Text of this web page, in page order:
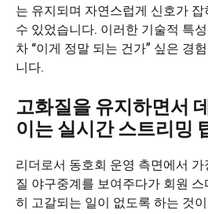
는 유지되며 자연스럽게 신호가
수 있었습니다. 이러한 기술적 특
차 “이게 정말 되는 건가” 싶은 경
니다.
고화질을 유지하면서
이는 실시간 스트리밍
리더로서 동호회 운영 측면에서
질 야구중계를 보여주다가 회원
히 고갈되는 일이 없도록 하는 것